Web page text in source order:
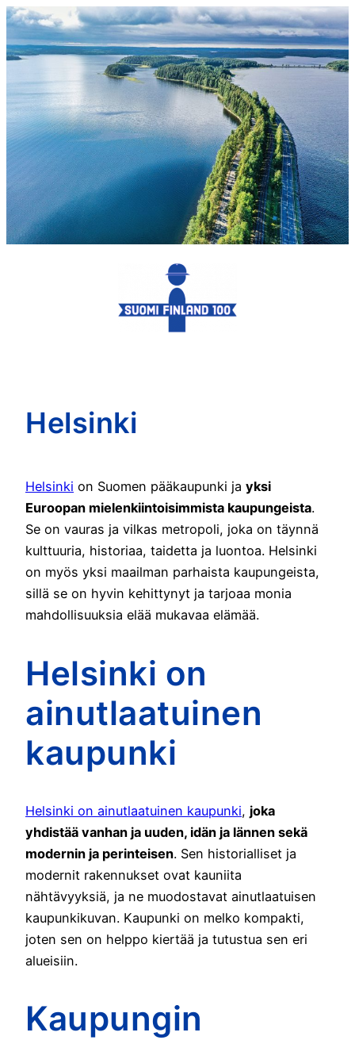
Siirry
sisältöön
Helsinki
Helsinki on Suomen pääkaupunki ja yksi
Euroopan mielenkiintoisimmista kaupungeista.
Se on vauras ja vilkas metropoli, joka on täynnä
kulttuuria, historiaa, taidetta ja luontoa. Helsinki
on myös yksi maailman parhaista kaupungeista,
sillä se on hyvin kehittynyt ja tarjoaa monia
mahdollisuuksia elää mukavaa elämää.
Helsinki on
ainutlaatuinen
kaupunki
Helsinki on ainutlaatuinen kaupunki, joka
yhdistää vanhan ja uuden, idän ja lännen sekä
modernin ja perinteisen. Sen historialliset ja
modernit rakennukset ovat kauniita
nähtävyyksiä, ja ne muodostavat ainutlaatuisen
kaupunkikuvan. Kaupunki on melko kompakti,
joten sen on helppo kiertää ja tutustua sen eri
alueisiin.
Kaupungin